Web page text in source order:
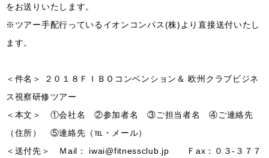
をお送りいたします。
※ツアー手配行っているイオンコンパス(株)より直接送付いたし
ます。
＜件名＞ ２０１８ＦＩＢＯコンベンション＆ 欧州クラブビジネ
ス視察研修ツアー
＜本文＞ ①会社名 ②参加者名 ③ご担当者名 ④ご連絡先
（住所） ⑤連絡先（℡・メール）
＜送付先＞ Ｍail： iwai@fitnessclub.jp Ｆax：０３-３７７